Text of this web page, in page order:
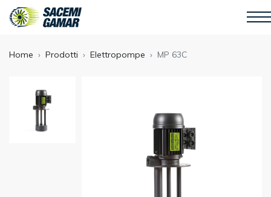
Home Prodotti Elettropompe MP 63C